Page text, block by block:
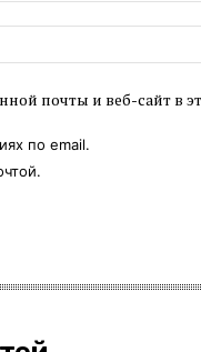
почты и веб-сайт в
по email.